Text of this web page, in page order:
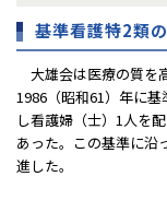
基準看護特2類
大雄会は医療の質を
1986（昭和61）年に
し看護婦（士）1人を
あった。この基準に沿
進した。